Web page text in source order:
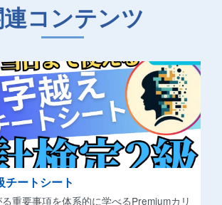
コンテンツ
チートシート
重要事項を体系的に学べるPremiumカリ